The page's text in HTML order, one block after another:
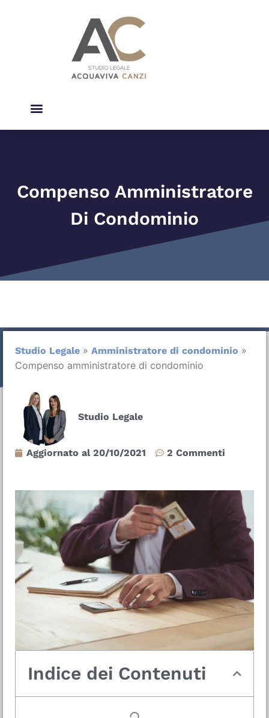
Compenso Amministratore
Di Condominio
Studio Legale » Amministratore di condominio »
Compenso amministratore di condominio
Studio Legale
Aggiornato al 20/10/2021 2 Commenti
Indice dei Contenuti